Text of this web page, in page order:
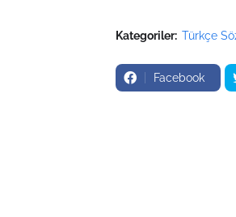
Kategoriler: Türkçe
Facebook